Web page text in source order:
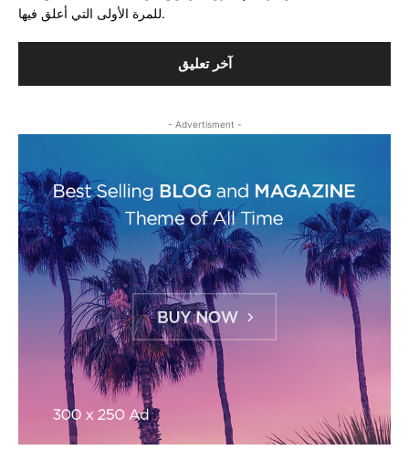
للمرة الأولى التي أعلق فيها.
- Advertisment -